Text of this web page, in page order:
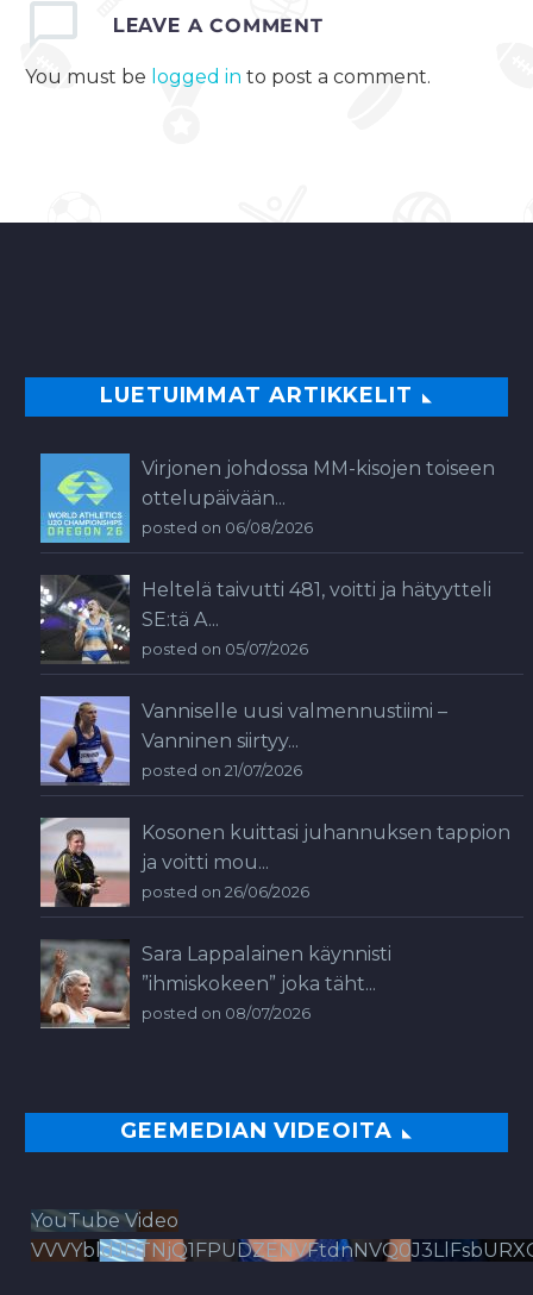
LEAVE A COMMENT
You must be logged in to post a comment.
LUETUIMMAT ARTIKKELIT
Virjonen johdossa MM-kisojen toiseen
ottelupäivään...
posted on 06/08/2026
Heltelä taivutti 481, voitti ja hätyytteli
SE:tä A...
posted on 05/07/2026
Vanniselle uusi valmennustiimi –
Vanninen siirtyy...
posted on 21/07/2026
Kosonen kuittasi juhannuksen tappion
ja voitti mou...
posted on 26/06/2026
Sara Lappalainen käynnisti
”ihmiskokeen” joka täht...
posted on 08/07/2026
GEEMEDIAN VIDEOITA
YouTube Video